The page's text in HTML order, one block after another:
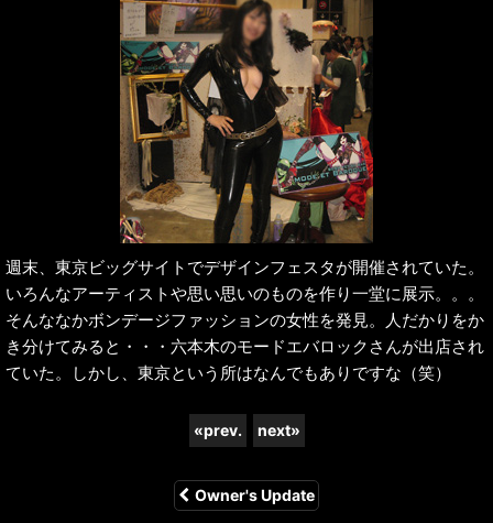
週末、東京ビッグサイトでデザインフェスタが開催されていた。
いろんなアーティストや思い思いのものを作り一堂に展示。。。
そんななかボンデージファッションの女性を発見。人だかりをか
き分けてみると・・・六本木のモードエバロックさんが出店され
ていた。しかし、東京という所はなんでもありですな（笑）
«prev. next»
Owner's Update